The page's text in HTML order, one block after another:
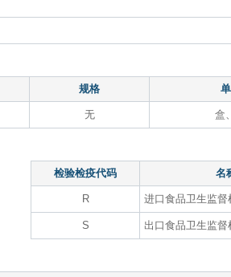
规格
无 盒
检验检疫代码 名
R 进口食品卫生监督
S 出口食品卫生监督